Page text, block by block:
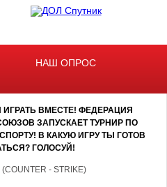
НАШ ОПРОС
ИГРАТЬ ВМЕСТЕ! ФЕДЕРАЦИЯ
ЗАПУСКАЕТ ТУРНИР ПО
В КАКУЮ ИГРУ ТЫ ГОТОВ
ГОЛОСУЙ!
(COUNTER - STRIKE)